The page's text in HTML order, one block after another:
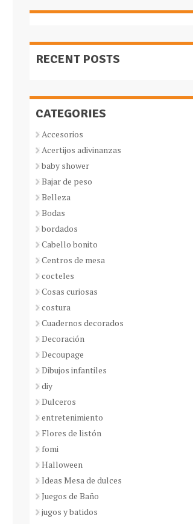
RECENT POSTS
CATEGORIES
Accesorios
Acertijos adivinanzas
baby shower
Bajar de peso
Belleza
Bodas
bordados
Cabello bonito
Centros de mesa
cocteles
Cosas curiosas
costura
Cuadernos decorados
Decoración
Decoupage
Dibujos infantiles
diy
Dulceros
entretenimiento
Flores de listón
fomi
Halloween
Ideas Mesa de dulces
Juegos de Baño
jugos y batidos